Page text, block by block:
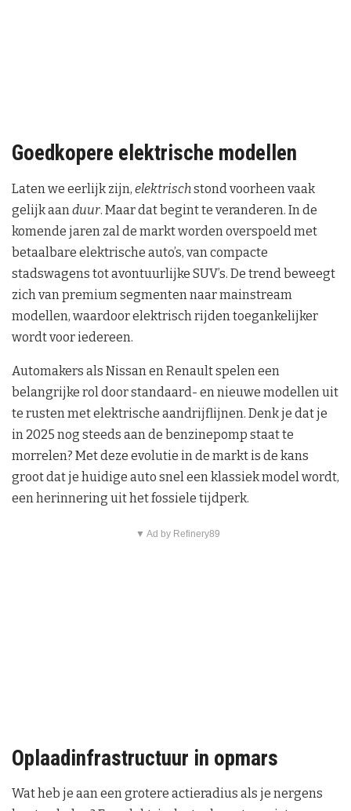
Goedkopere elektrische modellen
Laten we eerlijk zijn, elektrischstond voorheen vaak
gelijk aan duur. Maar dat begint te veranderen. In de
komende jaren zal de markt worden overspoeld met
betaalbare elektrische auto’s, van compacte
stadswagens tot avontuurlijke SUV’s. De trend beweegt
zich van premium segmenten naar mainstream
modellen, waardoor elektrisch rijden toegankelijker
wordt voor iedereen.
Automakers als Nissan en Renault spelen een
belangrijke rol door standaard- en nieuwe modellen uit
te rusten met elektrische aandrijflijnen. Denk je dat je
in 2025 nog steeds aan de benzinepomp staat te
morrelen? Met deze evolutie in de markt is de kans
groot dat je huidige auto snel een klassiek model wordt,
een herinnering uit het fossiele tijdperk.
▼ Ad by Refinery89
Oplaadinfrastructuur in opmars
Wat heb je aan een grotere actieradius als je nergens